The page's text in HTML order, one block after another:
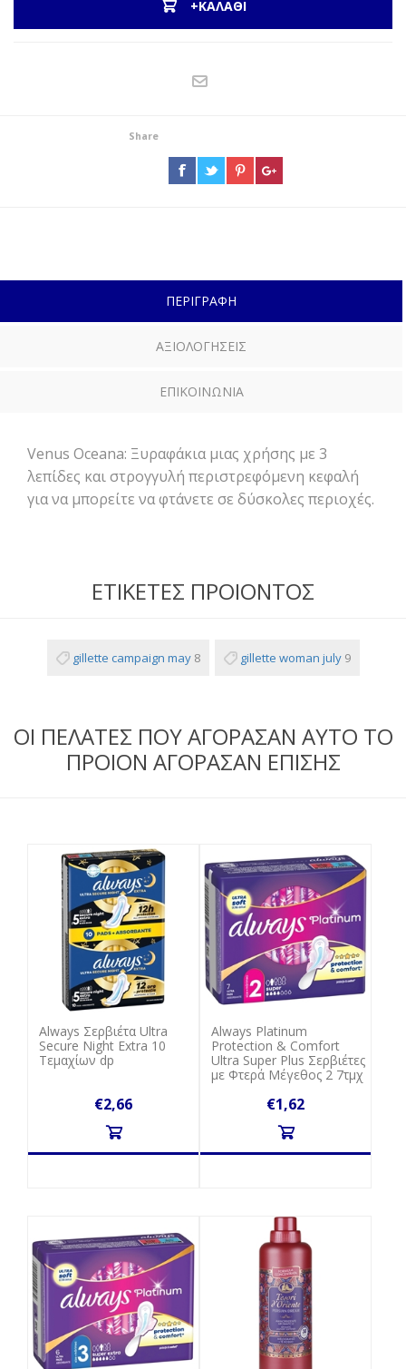
+ΚΑΛΑΘΙ
Share
ΠΕΡΙΓΡΑΦΗ
ΑΞΙΟΛΟΓΗΣΕΙΣ
ΕΠΙΚΟΙΝΩΝΙΑ
Venus Oceana: Ξυραφάκια μιας χρήσης με 3
λεπίδες και στρογγυλή περιστρεφόμενη κεφαλή
για να μπορείτε να φτάνετε σε δύσκολες περιοχές.
ΕΤΙΚΕΤΕΣ ΠΡΟΙΟΝΤΟΣ
gillette campaign may 8 gillette woman july 9
ΟΙ ΠΕΛΑΤΕΣ ΠΟΥ ΑΓΟΡΑΣΑΝ ΑΥΤΟ ΤΟ
ΠΡΟΙΟΝ ΑΓΟΡΑΣΑΝ ΕΠΙΣΗΣ
Always Σερβιέτα Ultra
Secure Νight Εxtra 10
Τεμαχίων dp
€2,66
Always Platinum
Protection & Comfort
Ultra Super Plus Σερβιέτες
με Φτερά Μέγεθος 2 7τμχ
€1,62